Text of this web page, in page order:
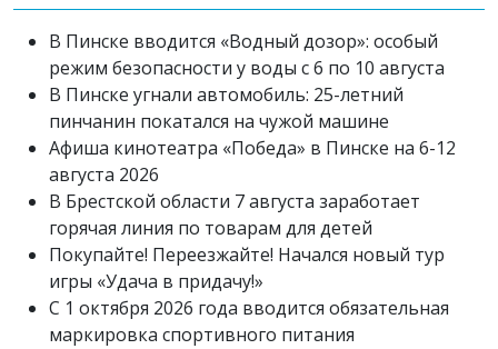
В Пинске вводится «Водный дозор»: особый
режим безопасности у воды с 6 по 10 августа
В Пинске угнали автомобиль: 25-летний
пинчанин покатался на чужой машине
Афиша кинотеатра «Победа» в Пинске на 6-12
августа 2026
В Брестской области 7 августа заработает
горячая линия по товарам для детей
Покупайте! Переезжайте! Начался новый тур
игры «Удача в придачу!»
С 1 октября 2026 года вводится обязательная
маркировка спортивного питания